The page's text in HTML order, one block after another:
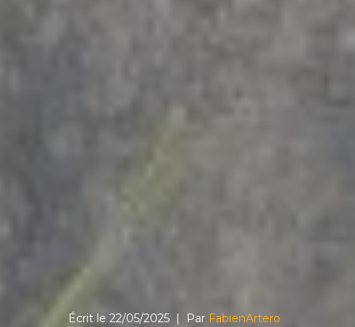
Écrit le 22/05/2025 Par FabienArtero